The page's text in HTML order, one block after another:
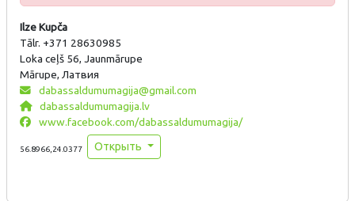
Ilze Kupča
Tālr. +371 28630985
Loka ceļš 56, Jaunmārupe
Mārupe, Латвия
dabassaldumumagija@gmail.com
dabassaldumumagija.lv
www.facebook.com/dabassaldumumagija/
56.8966,24.0377 Открыть